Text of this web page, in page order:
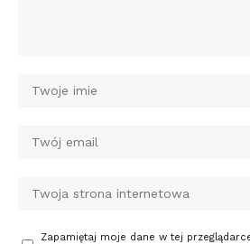
Zapamiętaj moje dane w tej